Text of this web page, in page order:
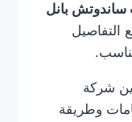
بانل
التفاصيل
شركة
وطريقة